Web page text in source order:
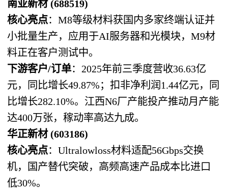
南亚新材 (688519)
核心亮点：M8等级材料获国内多家终端认证并
小批量生产，应用于AI服务器和光模块，M9材
料正在客户测试中。
下游客户/订单：2025年前三季度营收36.63亿
元，同比增长49.87%；扣非净利润1.44亿元，同
比增长282.10%。江西N6厂产能投产推动月产能
达400万张，稼动率高达九成。
华正新材 (603186)
核心亮点：Ultralowloss材料适配56Gbps交换
机，国产替代突破，高频高速产品成本比进口
低30%。